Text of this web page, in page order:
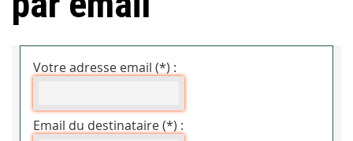
Votre adresse email (*) :
Email du destinataire (*) :